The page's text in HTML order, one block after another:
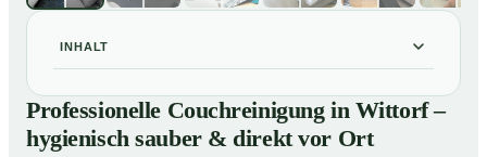
INHALT
01 Professionelle Couchreinigung in Wittorf – hygienisch
sauber & direkt vor Ort
Professionelle Couchreinigung in Wittorf –
hygienisch sauber & direkt vor Ort